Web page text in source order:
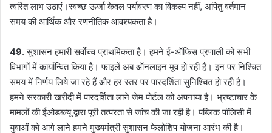
त्वरित लाभ उठाएं।स्वच्छ ऊर्जा केवल पर्यावरण का विकल्प नहीं, अपितु वर्तमान
समय की आर्थिक और रणनीतिक आवश्यकता है।
49. सुशासन हमारी सर्वाेच्च प्राथमिकता है। हमने ई-ऑफिस प्रणाली को सभी
विभागों में कार्यान्वित किया है। फाइलें अब ऑनलाइन मूव हो रही हैं। इन पर निश्चित
समय में निर्णय लिये जा रहे हैं और हर स्तर पर पारदर्शिता सुनिश्चित हो रही है।
हमने सरकारी खरीदी में पारदर्शिता लाने जेम पोर्टल को अपनाया है। भ्रष्टाचार के
मामलों की ईओडब्ल्यू द्वारा पूरी तत्परता से जांच की जा रही है। पब्लिक पॉलिसी में
युवाओं को आगे लाने हमने मुख्यमंत्री सुशासन फेलोशिप योजना आरंभ की है।